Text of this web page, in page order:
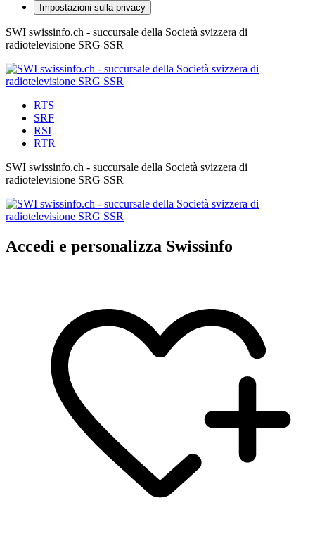
Impostazioni sulla privacy
SWI swissinfo.ch - succursale della Società svizzera di
radiotelevisione SRG SSR
RTS
SRF
RSI
RTR
SWI swissinfo.ch - succursale della Società svizzera di
radiotelevisione SRG SSR
Accedi e personalizza Swissinfo